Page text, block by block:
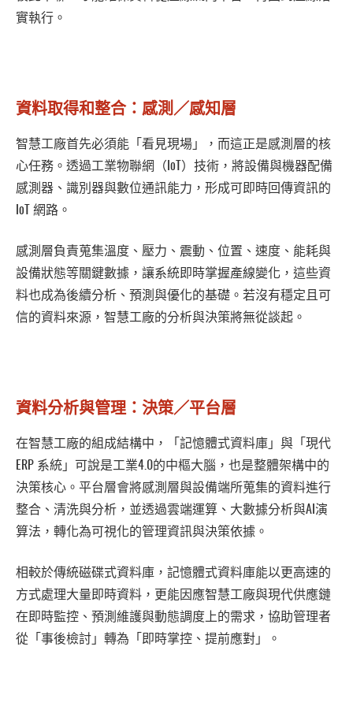
實執行。
資料取得和整合：感測／感知層
智慧工廠首先必須能「看見現場」，而這正是感測層的核
心任務。透過工業物聯網（IoT）技術，將設備與機器配備
感測器、識別器與數位通訊能力，形成可即時回傳資訊的
IoT 網路。
感測層負責蒐集溫度、壓力、震動、位置、速度、能耗與
設備狀態等關鍵數據，讓系統即時掌握產線變化，這些資
料也成為後續分析、預測與優化的基礎。若沒有穩定且可
信的資料來源，智慧工廠的分析與決策將無從談起。
資料分析與管理：決策／平台層
在智慧工廠的組成結構中，「記憶體式資料庫」與「現代
ERP 系統」可說是工業4.0的中樞大腦，也是整體架構中的
決策核心。平台層會將感測層與設備端所蒐集的資料進行
整合、清洗與分析，並透過雲端運算、大數據分析與AI演
算法，轉化為可視化的管理資訊與決策依據。
相較於傳統磁碟式資料庫，記憶體式資料庫能以更高速的
方式處理大量即時資料，更能因應智慧工廠與現代供應鏈
在即時監控、預測維護與動態調度上的需求，協助管理者
從「事後檢討」轉為「即時掌控、提前應對」。